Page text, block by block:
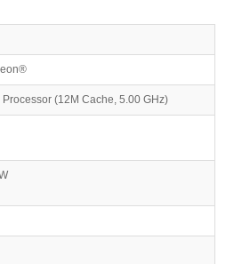
(12M Cache, 5.00 GHz)